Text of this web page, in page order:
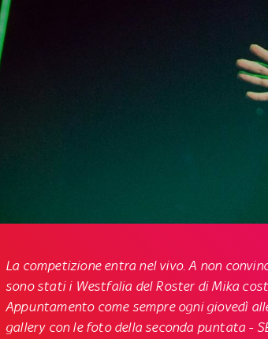
La competizione entra nel vivo. A non
sono stati i Westfalia del Roster di Mika
Appuntamento come sempre ogni giovedì
gallery con le foto della seconda puntata -